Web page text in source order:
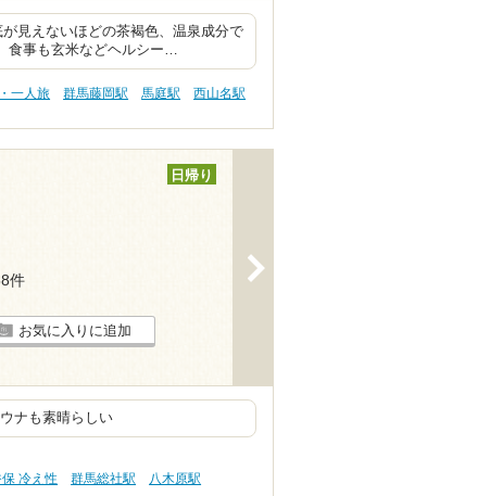
見えないほどの茶褐色、温泉成分で
食事も玄米などヘルシー…
一人旅 群馬藤岡駅 馬庭駅
西山名駅
日帰り
件
お気に入りに追加
ナも素晴らしい
冷え性 群馬総社駅
八木原駅